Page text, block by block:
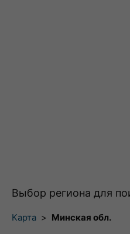
Выбор региона для
Карта > Минская обл.